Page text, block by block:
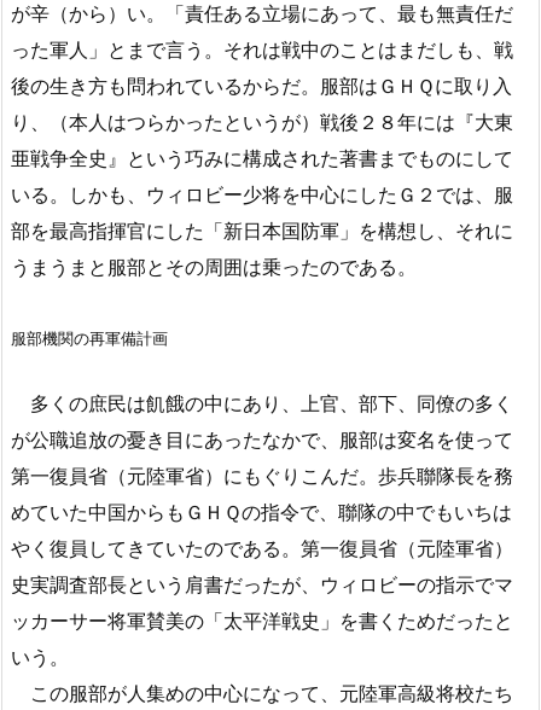
が辛（から）い。「責任ある立場にあって、最も無責任だ
った軍人」とまで言う。それは戦中のことはまだしも、戦
後の生き方も問われているからだ。服部はＧＨＱに取り入
り、（本人はつらかったというが）戦後２８年には『大東
亜戦争全史』という巧みに構成された著書までものにして
いる。しかも、ウィロビー少将を中心にしたＧ２では、服
部を最高指揮官にした「新日本国防軍」を構想し、それに
うまうまと服部とその周囲は乗ったのである。
服部機関の再軍備計画
多くの庶民は飢餓の中にあり、上官、部下、同僚の多く
が公職追放の憂き目にあったなかで、服部は変名を使って
第一復員省（元陸軍省）にもぐりこんだ。歩兵聯隊長を務
めていた中国からもＧＨＱの指令で、聯隊の中でもいちは
やく復員してきていたのである。第一復員省（元陸軍省）
史実調査部長という肩書だったが、ウィロビーの指示でマ
ッカーサー将軍賛美の「太平洋戦史」を書くためだったと
いう。
この服部が人集めの中心になって、元陸軍高級将校たち